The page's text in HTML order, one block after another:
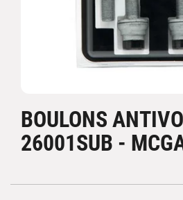
BOULONS
26001SUB -